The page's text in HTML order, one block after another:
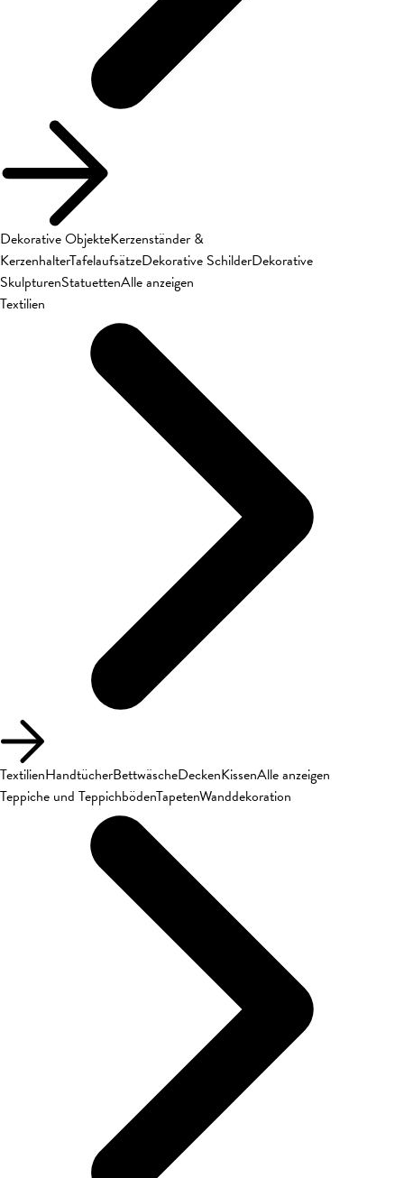
Dekorative ObjekteKerzenständer &
KerzenhalterTafelaufsätzeDekorative SchilderDekorative
SkulpturenStatuettenAlle anzeigen
Textilien
TextilienHandtücherBettwäscheDeckenKissenAlle anzeigen
Teppiche und TeppichbödenTapetenWanddekoration